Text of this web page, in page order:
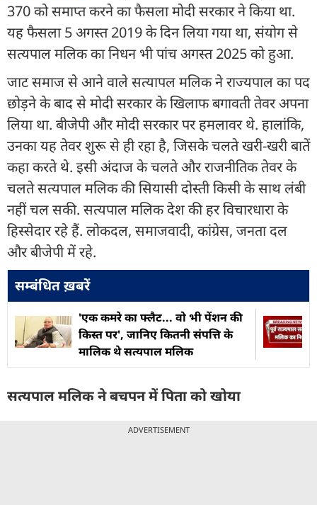
370 को समाप्त करने का फैसला मोदी सरकार ने किया था.
यह फैसला 5 अगस्त 2019 के दिन लिया गया था, संयोग से
सत्यपाल मलिक का निधन भी पांच अगस्त 2025 को हुआ.
जाट समाज से आने वाले सत्यापल मलिक ने राज्यपाल का पद
छोड़ने के बाद से मोदी सरकार के खिलाफ बगावती तेवर अपना
लिया था. बीजेपी और मोदी सरकार पर हमलावर थे. हालांकि,
उनका यह तेवर शुरू से ही रहा है, जिसके चलते खरी-खरी बातें
कहा करते थे. इसी अंदाज के चलते और राजनीतिक तेवर के
चलते सत्यपाल मलिक की सियासी दोस्ती किसी के साथ लंबी
नहीं चल सकी. सत्यपाल मलिक देश की हर विचारधारा के
हिस्सेदार रहे हैं. लोकदल, समाजवादी, कांग्रेस, जनता दल
और बीजेपी में रहे.
सम्बंधित ख़बरें
'एक कमरे का फ्लैट... वो भी पेंशन की
किस्त पर', जानिए कितनी संपत्ति के
मालिक थे सत्यपाल मलिक
सत्यपाल मलिक ने बचपन में पिता को खोया
ADVERTISEMENT